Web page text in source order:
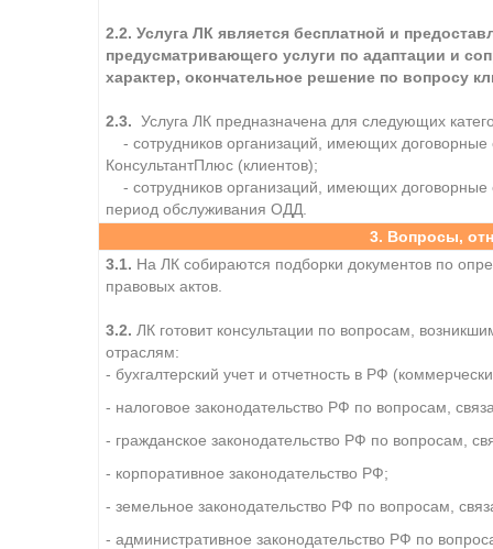
2.2. Услуга ЛК является бесплатной и
предусматривающего услуги по адаптации и
характер, окончательное решение по вопросу
2.3. Услуга ЛК предназначена для следующих
- сотрудников организаций, имеющих
КонсультантПлюс (клиентов);
- сотрудников организаций, имеющих
период обслуживания ОДД.
3. Вопросы,
3.1. На ЛК собираются подборки документов по
правовых актов.
3.2. ЛК готовит консультации по вопросам,
отраслям:
- бухгалтерский учет и отчетность в РФ
- налоговое законодательство РФ по вопросам,
- гражданское законодательство РФ по вопросам,
- корпоративное законодательство РФ;
- земельное законодательство РФ по вопросам,
- административное законодательство РФ по